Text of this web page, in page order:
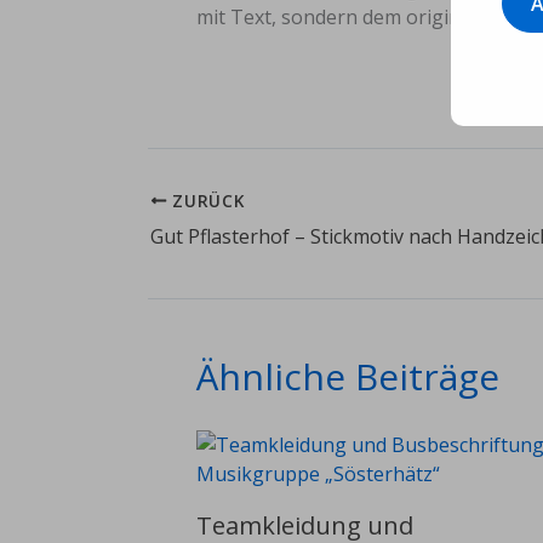
mit Text, sondern dem originalen
ZURÜCK
Gut Pflasterhof – Stickmotiv nach
Ähnliche Beiträge
Teamkleidung und
ein ...